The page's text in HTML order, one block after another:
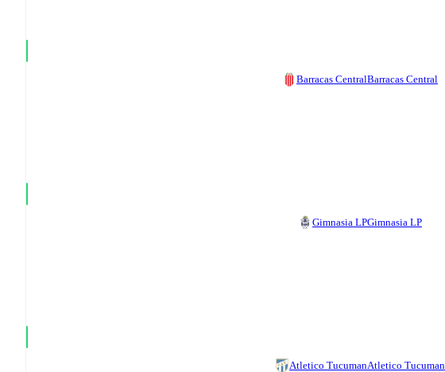
Barracas CentralBarracas Central
Gimnasia LPGimnasia LP
Atletico TucumanAtletico Tucuman